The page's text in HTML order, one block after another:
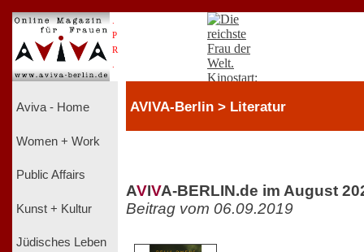
P
R
Aviva - Home
Women + Work
Public Affairs
Kunst + Kultur
Jüdisches Leben
AVIVA-Berlin > Literatur
AVIVA-BERLIN.de im August
Beitrag vom 06.09.2019